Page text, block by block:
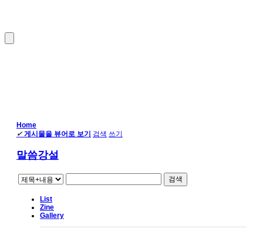
Home
✔ 게시물을 뷰어로 보기 검색 쓰기
말씀강설
검색
List
Zine
Gallery